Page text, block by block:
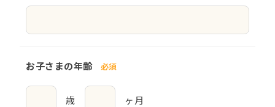
お子さまの年齢 必須
歳 ヶ月